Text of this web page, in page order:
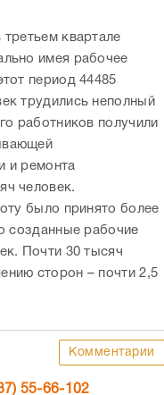
квартале
имея рабочее
период 44485
трудились неполный
работников получили
и ремонта
человек.
было принято более
созданные рабочие
Почти 30 тысяч
сторон – почти 2,5
Комментарии
55-66-102